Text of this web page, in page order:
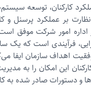
کارکنان، توسعه
بر عملکرد پرسنل و
امور شرکت موفق
فرآیندی است که یک
اهداف سازمان ایفا
این امکان را به
و دستورات صادر شده به